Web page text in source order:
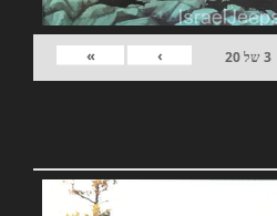
3של20
›
»